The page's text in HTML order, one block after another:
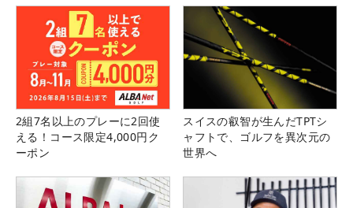
2組7名以上のプレーに2回使
える！コース限定4,000円ク
ーポン
スイスの叡智が生んだTPTシ
ャフトで、ゴルフを異次元の
世界へ